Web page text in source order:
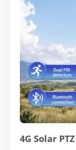
4G Solar